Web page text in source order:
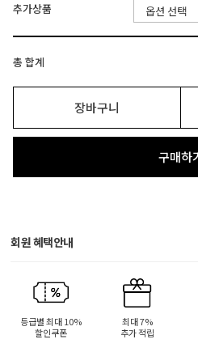
추가상품
총 합계
장바구니
구매하
회원 혜택안내
등급별 최대 10%
할인쿠폰
최대 7%
추가 적립